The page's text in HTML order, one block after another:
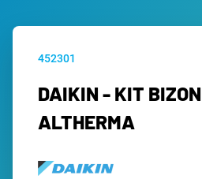
452301
DAIKIN - KIT
ALTHERMA